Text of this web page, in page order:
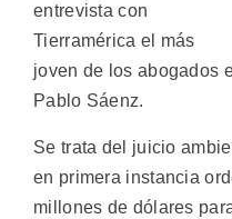
entrevista con
Tierramérica el más
joven de los abogados
Pablo Sáenz.
Se trata del juicio
en primera instancia
millones de dólares